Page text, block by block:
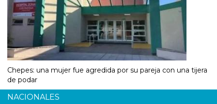
Chepes: una mujer fue agredida por su pareja con una tijera
de podar
NACIONALES